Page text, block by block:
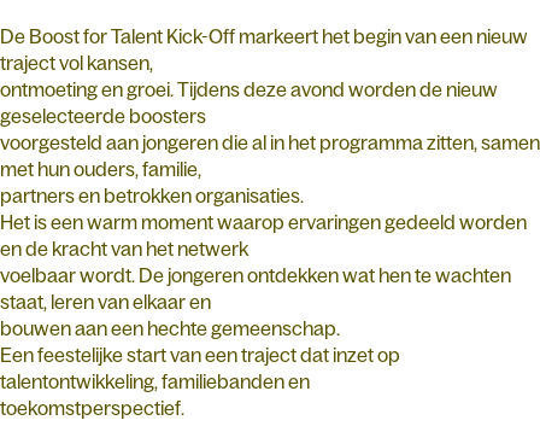
De Boost for Talent Kick-Off markeert het begin van een nieuw
traject vol kansen,
ontmoeting en groei. Tijdens deze avond worden de nieuw
geselecteerde boosters
voorgesteld aan jongeren die al in het programma zitten, samen
met hun ouders, familie,
partners en betrokken organisaties.
Het is een warm moment waarop ervaringen gedeeld worden
en de kracht van het netwerk
voelbaar wordt. De jongeren ontdekken wat hen te wachten
staat, leren van elkaar en
bouwen aan een hechte gemeenschap.
Een feestelijke start van een traject dat inzet op
talentontwikkeling, familiebanden en
toekomstperspectief.